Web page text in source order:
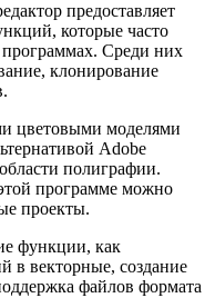
предоставляет
которые часто
Среди них
клонирование
цветовыми моделями
Adobe
полиграфии.
программе можно
проекты.
функции, как
в векторные, создание
файлов формата